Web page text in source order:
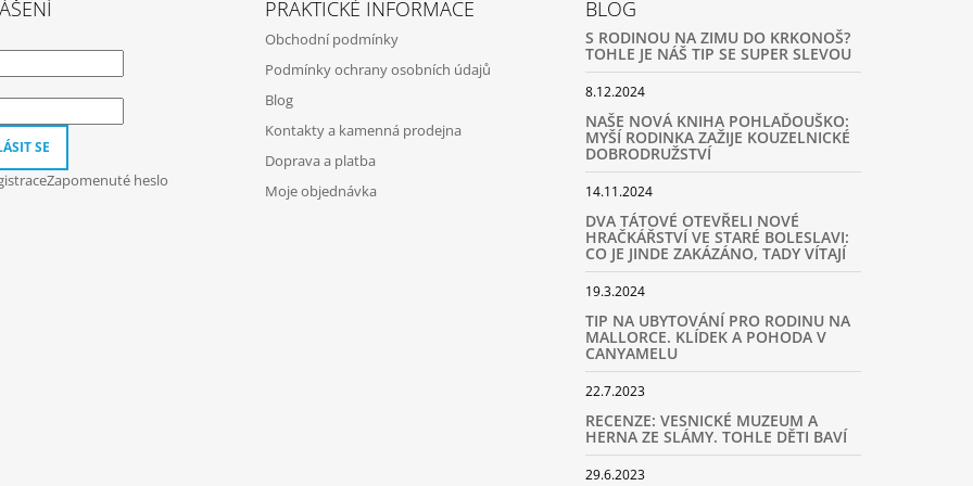
SE
Zapomenuté heslo
PRAKTICKÉ INFORMACE
Obchodní podmínky
Podmínky ochrany osobních údajů
Blog
Kontakty a kamenná prodejna
Doprava a platba
Moje objednávka
BLOG
S RODINOU NA ZIMU DO KRKONOŠ?
TOHLE JE NÁŠ TIP SE SUPER SLEVOU
8.12.2024
NAŠE NOVÁ KNIHA POHLAĎOUŠKO:
MYŠÍ RODINKA ZAŽIJE KOUZELNICKÉ
DOBRODRUŽSTVÍ
14.11.2024
DVA TÁTOVÉ OTEVŘELI NOVÉ
HRAČKÁŘSTVÍ VE STARÉ BOLESLAVI:
CO JE JINDE ZAKÁZÁNO, TADY VÍTAJÍ
19.3.2024
TIP NA UBYTOVÁNÍ PRO RODINU NA
MALLORCE. KLÍDEK A POHODA V
CANYAMELU
22.7.2023
RECENZE: VESNICKÉ MUZEUM A
HERNA ZE SLÁMY. TOHLE DĚTI BAVÍ
29.6.2023